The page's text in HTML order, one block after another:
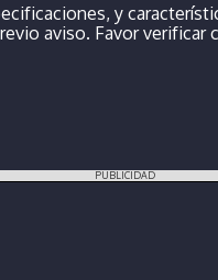
y
aviso. Favor verificar
PUBLICIDAD